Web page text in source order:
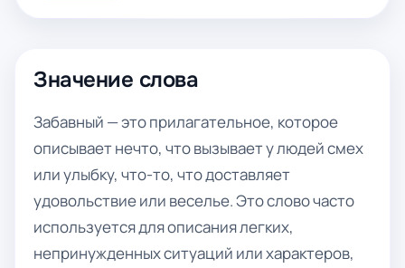
Значение слова
Забавный — это прилагательное, которое
описывает нечто, что вызывает у людей смех
или улыбку, что-то, что доставляет
удовольствие или веселье. Это слово часто
используется для описания легких,
непринужденных ситуаций или характеров,